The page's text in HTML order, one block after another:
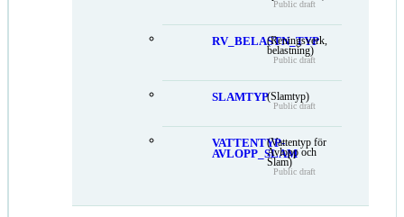
Public draft
RV_BELASTN_TYP
(Reningsverk,
belastning)
Public draft
SLAMTYP(Slamtyp)
Public draft
VATTENTYP-
AVLOPP_SLAM
(Vattentyp för
Avlopp och
Slam)
Public draft